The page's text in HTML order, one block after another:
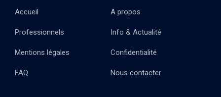
Accueil A propos
Professionnels Info & Actualité
Mentions légales Confidentialité
FAQ Nous contacter